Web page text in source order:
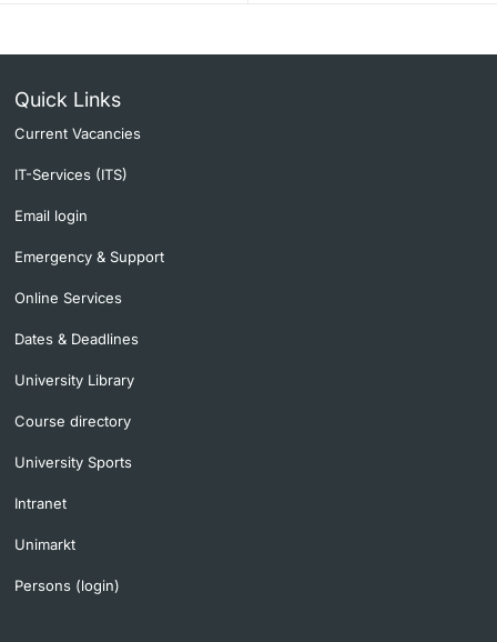
Quick Links
Current Vacancies
IT-Services (ITS)
Email login
Emergency & Support
Online Services
Dates & Deadlines
University Library
Course directory
University Sports
Intranet
Unimarkt
Persons (login)